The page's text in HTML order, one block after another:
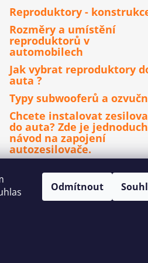
Odmítnout
Reproduktory -
Rozměry a umístění
reproduktorů v
automobilech
Jak vybrat reproduktory
auta ?
Typy subwooferů a
Chcete instalovat
do auta? Zde je
návod na zapojení
autozesilovače.
autorádia ?